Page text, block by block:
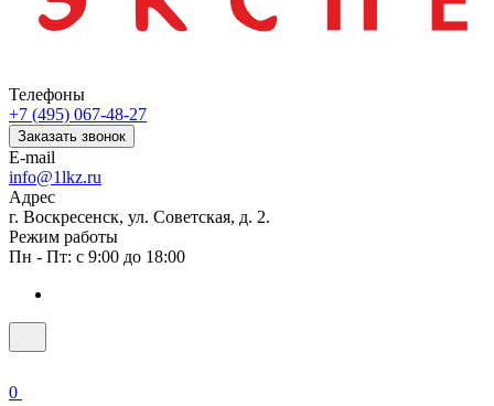
Телефоны
+7 (495) 067-48-27
Заказать звонок
E-mail
info@1lkz.ru
Адрес
г. Воскресенск, ул. Советская, д. 2.
Режим работы
Пн - Пт: с 9:00 до 18:00
0